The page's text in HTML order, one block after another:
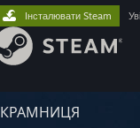
КРАМНИЦЯ
Інсталювати Steam